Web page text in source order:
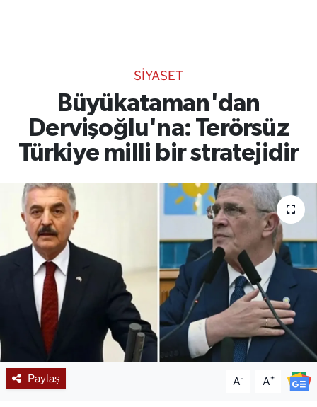
SİYASET
Büyükataman'dan
Dervişoğlu'na: Terörsüz
Türkiye milli bir stratejidir
Paylaş A- A+
RESMİ İLANLAR
Gencsesfm Canlı Dinle